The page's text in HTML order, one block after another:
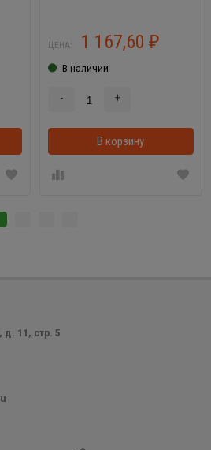
В корзинке
ЦЕНА: 1 167,60 ₽
В наличии
- +
В корзину
д. 11, стр. 5